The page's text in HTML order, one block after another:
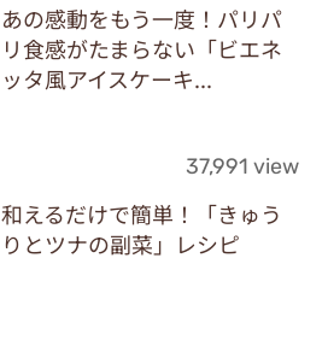
あの感動をもう一度！パリパ
リ食感がたまらない「ビエネ
ッタ風アイスケーキ...
37,991 view
和えるだけで簡単！「きゅう
りとツナの副菜」レシピ